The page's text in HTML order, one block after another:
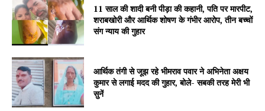
Company
About
Contact us
Subscription Plans
11 साल की शादी बनी पीड़ा की कहानी, पति पर मारपीट,
शराबखोरी और आर्थिक शोषण के गंभीर आरोप, तीन बच्चों
संग न्याय की गुहार
आर्थिक तंगी से जूझ रहे भीमराव पवार ने अभिनेता अक्षय
कुमार से लगाई मदद की गुहार, बोले- सबकी तरह मेरी भी
सुनें